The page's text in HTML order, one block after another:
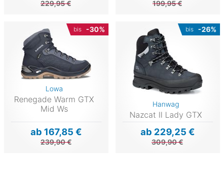
229,95 € 199,95 €
bis -30%
Lowa
Renegade Warm GTX
Mid Ws
ab 167,85 €
239,90 €
bis -26%
Hanwag
Nazcat II Lady GTX
ab 229,25 €
309,90 €